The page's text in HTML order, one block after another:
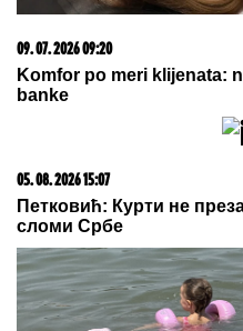
09. 07. 2026 09:20
Komfor po meri klijenata:
banke
05. 08. 2026 15:07
Петковић: Курти не
сломи Србе